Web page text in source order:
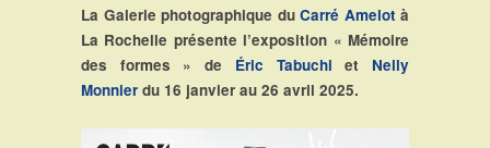
La Galerie photographique du Carré Amelot à
La Rochelle présente l’exposition « Mémoire
des formes » de Éric Tabuchi et Nelly
Monnier du 16 janvier au 26 avril 2025.